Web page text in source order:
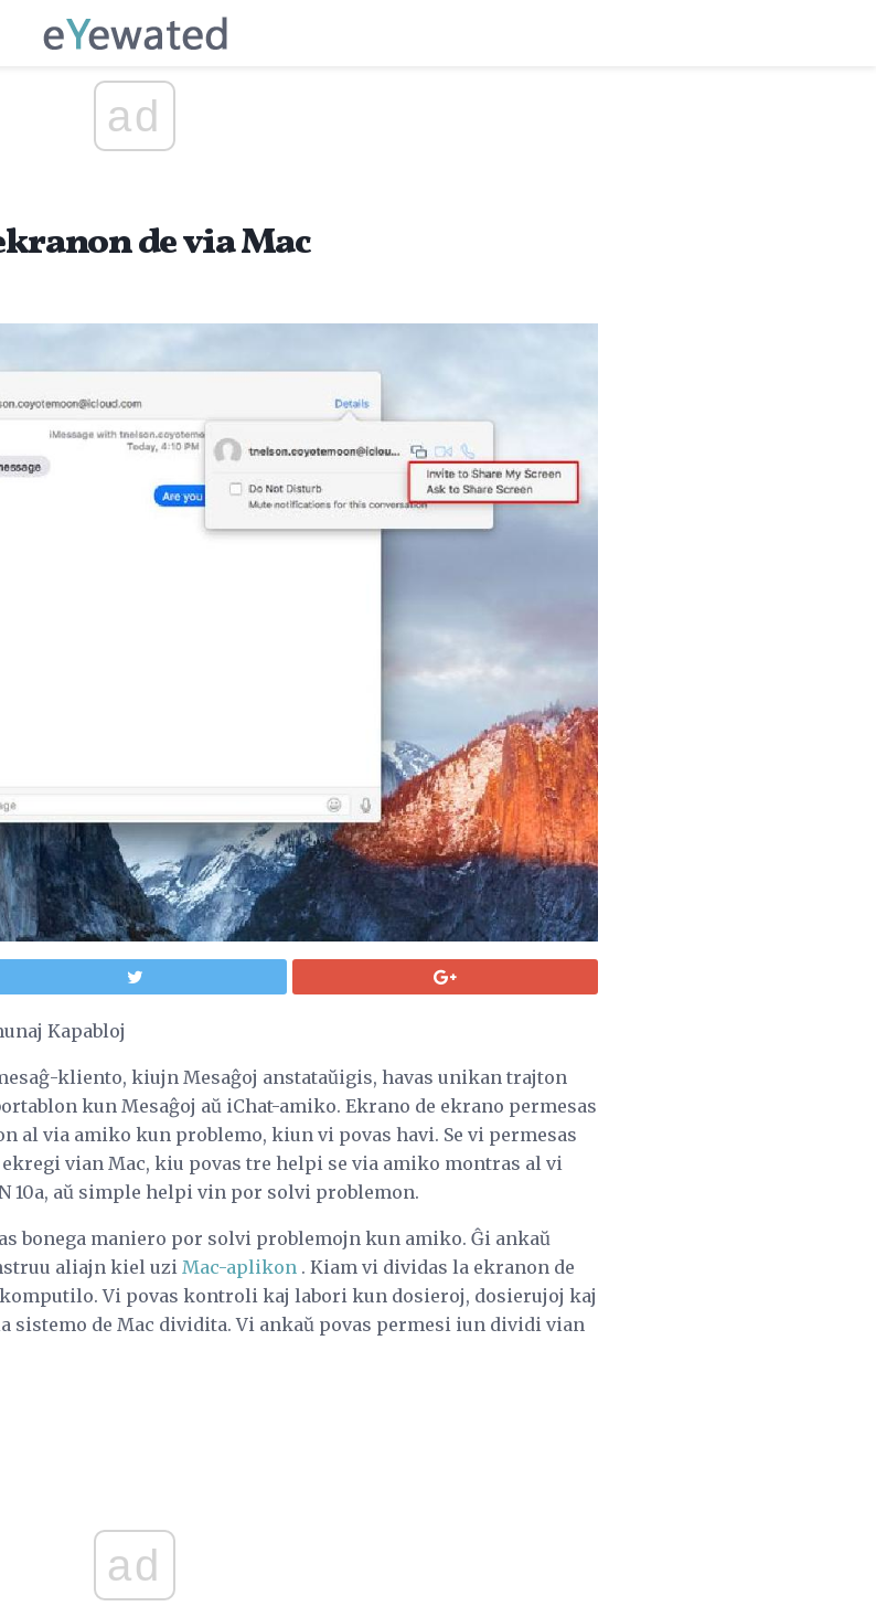
ad
de via Mac
Kapabloj
kliento, kiujn Mesaĝoj anstataŭigis, havas unikan trajton
kun Mesaĝoj aŭ iChat-amiko. Ekrano de ekrano permesas
al via amiko kun problemo, kiun vi povas havi. Se vi permesas
vian Mac, kiu povas tre helpi se via amiko montras al vi
10a, aŭ simple helpi vin por solvi problemon.
bonega maniero por solvi problemojn kun amiko. Ĝi ankaŭ
aliajn kiel uziMac-aplikon . Kiam vi dividas la ekranon de
Vi povas kontroli kaj labori kun dosieroj, dosierujoj kaj
sistemo de Mac dividita. Vi ankaŭ povas permesi iun dividi vian
ad